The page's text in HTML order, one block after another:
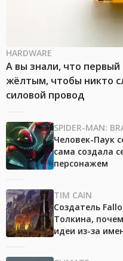
HARDWARE
А вы знали, что
жёлтым, чтобы никто
силовой провод
SPIDER-MAN:
Человек-Паук
сама создала
персонажем
TIM CAIN
Создатель
Толкина,
идеи из-за